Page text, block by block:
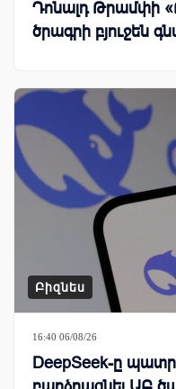
Դոնալդ Թրամփի
ծրագրի բյուջեն
Բիզնես
16:40 06/08/26
DeepSeek-ը